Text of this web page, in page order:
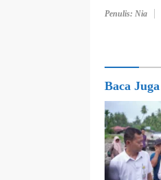
Penulis: Nia
Baca Juga